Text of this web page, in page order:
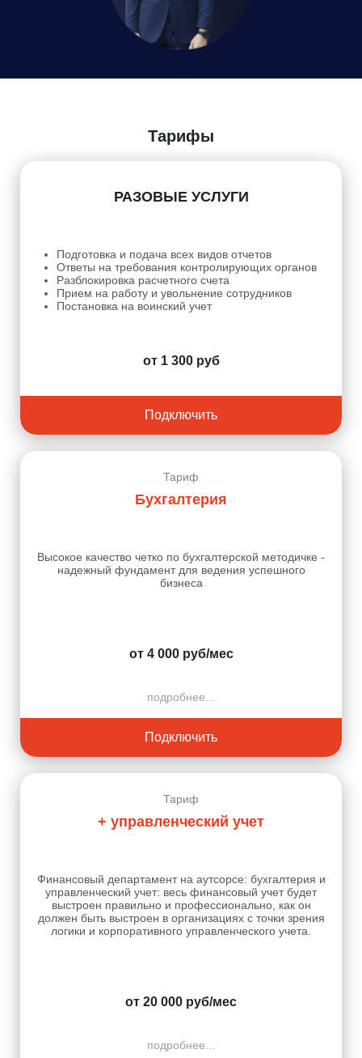
Тарифы
РАЗОВЫЕ УСЛУГИ
Подготовка и подача всех видов отчетов
Ответы на требования контролирующих органов
Разблокировка расчетного счета
Прием на работу и увольнение сотрудников
Постановка на воинский учет
от 1 300 руб
Подключить
Тариф
Бухгалтерия
Высокое качество четко по бухгалтерской методичке -
надежный фундамент для ведения успешного
бизнеса
от 4 000 руб/мес
подробнее...
Подключить
Тариф
+ управленческий учет
Финансовый департамент на аутсорсе: бухгалтерия и
управленческий учет: весь финансовый учет будет
выстроен правильно и профессионально, как он
должен быть выстроен в организациях с точки зрения
логики и корпоративного управленческого учета.
от 20 000 руб/мес
подробнее...
Согласие на обработку персональных данных